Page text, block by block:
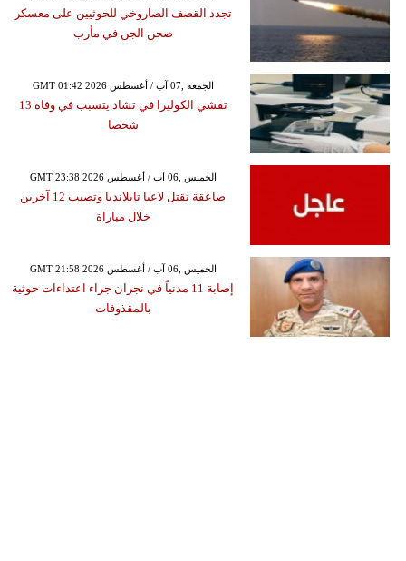
تجدد القصف الصاروخي للحوثيين على معسكر
صحن الجن في مأرب
GMT 01:42 2026 الجمعة ,07 آب / أغسطس
تفشي الكوليرا في تشاد يتسبب في وفاة 13
شخصا
GMT 23:38 2026 الخميس ,06 آب / أغسطس
صاعقة تقتل لاعبا تايلانديا وتصيب 12 آخرين
خلال مباراة
GMT 21:58 2026 الخميس ,06 آب / أغسطس
إصابة 11 مدنياً في نجران جراء اعتداءات حوثية
بالمقذوفات